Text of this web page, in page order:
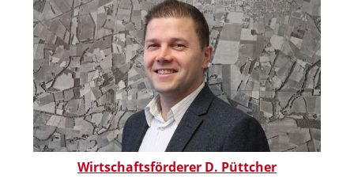
Wirtschaftsförderer D. Püttcher